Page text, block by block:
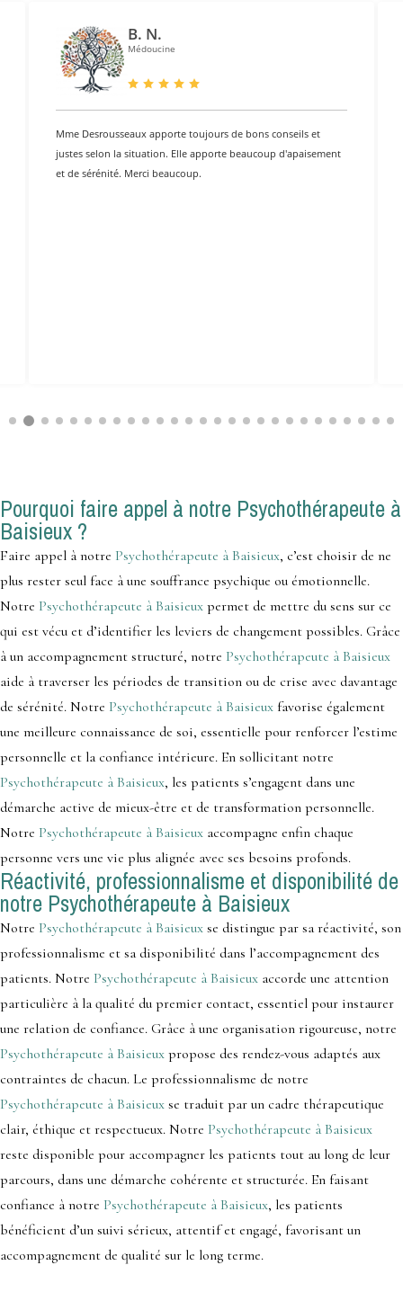
B. N.
Médoucine
Mme Desrousseaux apporte toujours de bons conseils et
justes selon la situation. Elle apporte beaucoup d'apaisement
et de sérénité. Merci beaucoup.
Pourquoi faire appel à notre Psychothérapeute à
Baisieux ?
Faire appel à notre Psychothérapeute à Baisieux, c’est choisir de ne
plus rester seul face à une souffrance psychique ou émotionnelle.
Notre Psychothérapeute à Baisieux permet de mettre du sens sur ce
qui est vécu et d’identifier les leviers de changement possibles. Grâce
à un accompagnement structuré, notre Psychothérapeute à Baisieux
aide à traverser les périodes de transition ou de crise avec davantage
de sérénité. Notre Psychothérapeute à Baisieux favorise également
une meilleure connaissance de soi, essentielle pour renforcer l’estime
personnelle et la confiance intérieure. En sollicitant notre
Psychothérapeute à Baisieux, les patients s’engagent dans une
démarche active de mieux-être et de transformation personnelle.
Notre Psychothérapeute à Baisieux accompagne enfin chaque
personne vers une vie plus alignée avec ses besoins profonds.
Réactivité, professionnalisme et disponibilité de
notre Psychothérapeute à Baisieux
Notre Psychothérapeute à Baisieux se distingue par sa réactivité, son
professionnalisme et sa disponibilité dans l’accompagnement des
patients. Notre Psychothérapeute à Baisieux accorde une attention
particulière à la qualité du premier contact, essentiel pour instaurer
une relation de confiance. Grâce à une organisation rigoureuse, notre
Psychothérapeute à Baisieux propose des rendez-vous adaptés aux
contraintes de chacun. Le professionnalisme de notre
Psychothérapeute à Baisieux se traduit par un cadre thérapeutique
clair, éthique et respectueux. Notre Psychothérapeute à Baisieux
reste disponible pour accompagner les patients tout au long de leur
parcours, dans une démarche cohérente et structurée. En faisant
confiance à notre Psychothérapeute à Baisieux, les patients
bénéficient d’un suivi sérieux, attentif et engagé, favorisant un
accompagnement de qualité sur le long terme.